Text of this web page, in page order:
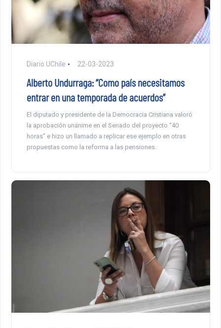
Diario UChile 22-03-2023
Alberto Undurraga: “Como país necesitamos
entrar en una temporada de acuerdos”
El diputado y presidente de la Democracia Cristiana valoró
la aprobación unánime en el Senado del proyecto “40
horas” e hizo un llamado a replicar ese ejemplo en otras
propuestas como la reforma a las pensiones.